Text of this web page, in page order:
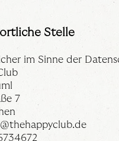
Stelle
im Sinne der
7